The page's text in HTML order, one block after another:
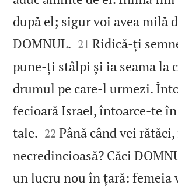
după el; sigur voi avea milă
DOMNUL. 

21 Ridică‑ți
pune‑ți stâlpi și ia seama la
drumul pe care‑l urmezi.
fecioară Israel, întoarce‑te
tale. 

22 Până când vei
necredincioasă? Căci
un lucru nou în țară: femeia